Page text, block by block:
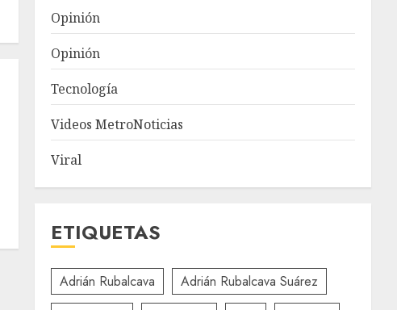
Opinión
Opinión
Tecnología
Videos MetroNoticias
Viral
ETIQUETAS
Adrián Rubalcava
Adrián Rubalcava Suárez